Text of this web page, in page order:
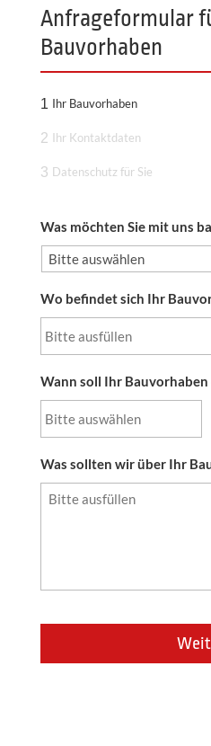
Anfrageformular
Bauvorhaben
1 Ihr Bauvorhaben
2 Ihr Kontaktdaten
3 Datenschutz für Sie
Was möchten Sie mit uns
Wo befindet sich Ihr
Wann soll Ihr Bauvorhaben
Punkt
MM
Was sollten wir über Ihr